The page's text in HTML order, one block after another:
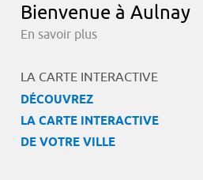
Bienvenue à Aulnay
En savoir plus
LA CARTE INTERACTIVE
DÉCOUVREZ
LA CARTE INTERACTIVE
DE VOTRE VILLE